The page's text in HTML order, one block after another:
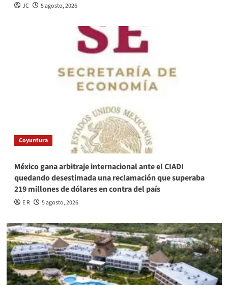
JC 5 agosto, 2026
Coyuntura
México gana arbitraje internacional ante el CIADI
quedando desestimada una reclamación que superaba
219 millones de dólares en contra del país
E R 5 agosto, 2026